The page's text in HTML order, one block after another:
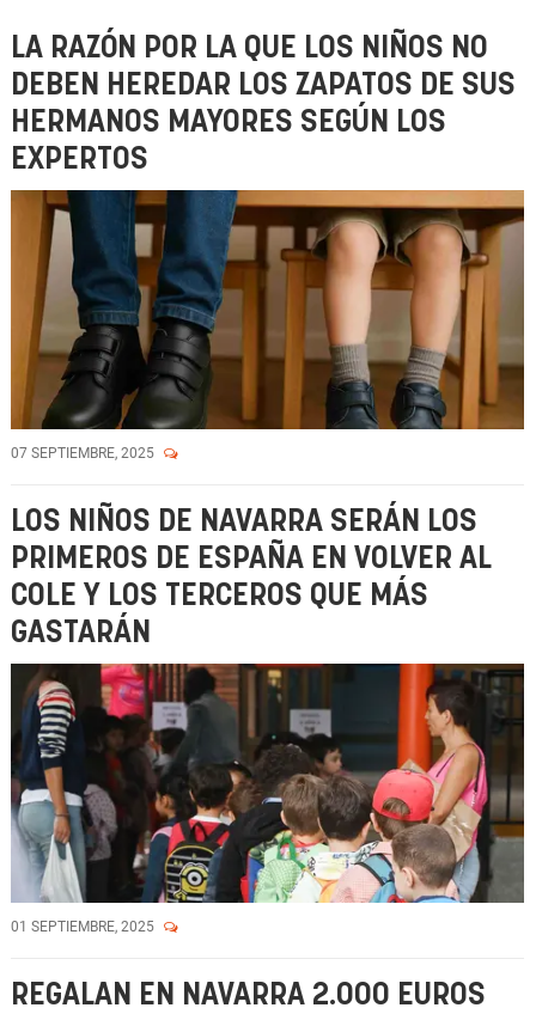
LA RAZÓN POR LA QUE LOS NIÑOS NO
DEBEN HEREDAR LOS ZAPATOS DE SUS
HERMANOS MAYORES SEGÚN LOS
EXPERTOS
07 SEPTIEMBRE, 2025
LOS NIÑOS DE NAVARRA SERÁN LOS
PRIMEROS DE ESPAÑA EN VOLVER AL
COLE Y LOS TERCEROS QUE MÁS
GASTARÁN
01 SEPTIEMBRE, 2025
REGALAN EN NAVARRA 2.000 EUROS